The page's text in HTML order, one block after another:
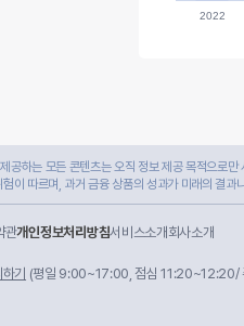
2022
공하는 모든 콘텐츠는 오직 정보 제공 목적으로
이 따르며, 과거 금융 상품의 성과가 미래의 결
관개인정보처리방침서비스소개 회사소개
기 (평일 9:00~17:00, 점심 11:20~12:20/